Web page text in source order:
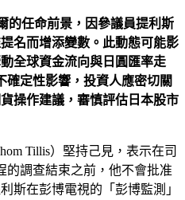
的任命前景，因參議員提利斯
名而增添變數。此動態可能影
全球資金流向與日圓匯率走
確定性影響，投資人應密切關
操作建議，審慎評估日本股市
Tillis）堅持己見，表示在司
的調查結束之前，他不會批准
斯在彭博電視的「彭博監測」